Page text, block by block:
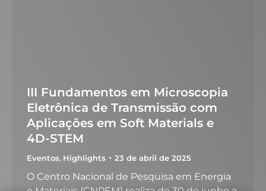
III Fundamentos em Microscopia
Eletrônica de Transmissão com
Aplicações em Soft Materials e
4D-STEM
Eventos, Highlights 23 de abril de 2025
O Centro Nacional de Pesquisa em Energia